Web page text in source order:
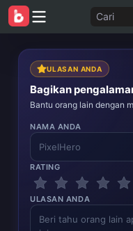
Cari
ULASAN ANDA
Bagikan
Bantu orang lain dengan
NAMA ANDA
RATING
ULASAN ANDA